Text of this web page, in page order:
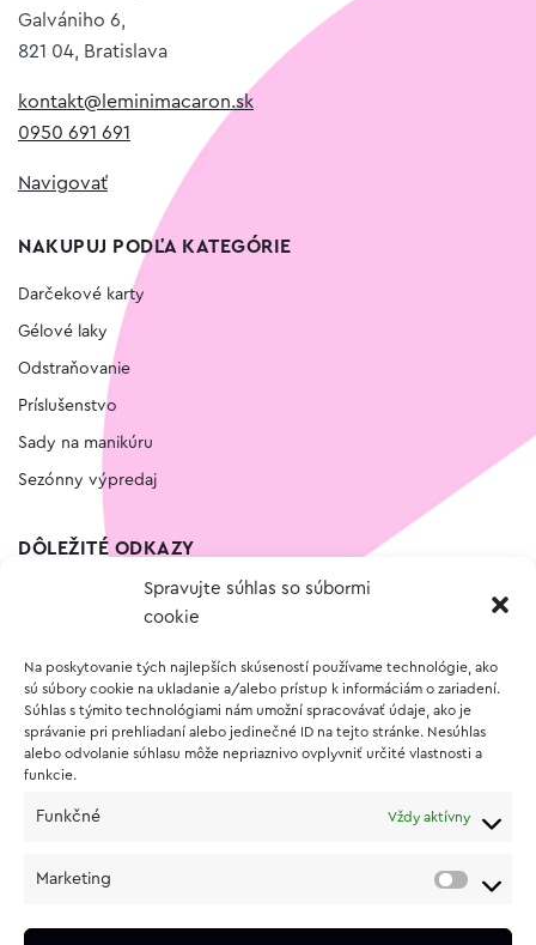
Spravujte súhlas so súbormi
cookie
Na poskytovanie tých najlepších skúseností používame technológie, ako
sú súbory cookie na ukladanie a/alebo prístup k informáciám o zariadení.
Súhlas s týmito technológiami nám umožní spracovávať údaje, ako je
správanie pri prehliadaní alebo jedinečné ID na tejto stránke. Nesúhlas
alebo odvolanie súhlasu môže nepriaznivo ovplyvniť určité vlastnosti a
funkcie.
Funkčné Vždy aktívny
Marketing
Galvániho 6,
821 04, Bratislava
kontakt@leminimacaron.sk
0950 691 691
Navigovať
NAKUPUJ PODĽA KATEGÓRIE
Darčekové karty
Gélové laky
Odstraňovanie
Príslušenstvo
Sady na manikúru
Sezónny výpredaj
DÔLEŽITÉ ODKAZY
Vernostný program
O NÁKUPE
Vrátenie a reklamácia tovaru